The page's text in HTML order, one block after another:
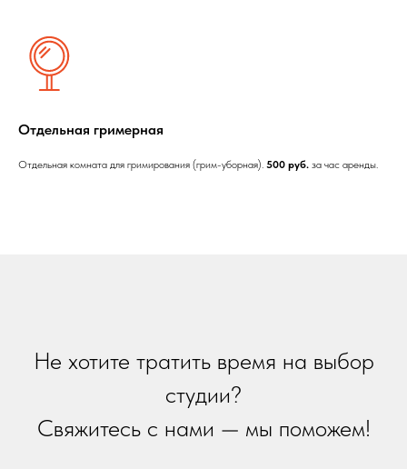
Отдельная гримерная
Отдельная комната для гримирования (грим-уборная). 500 руб. за час аренды.
Не хотите тратить время на выбор
студии?
Свяжитесь с нами — мы поможем!